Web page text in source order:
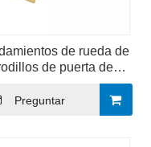
de rueda de
de puerta de
inoxidable de alta
con ranura en
Preguntar